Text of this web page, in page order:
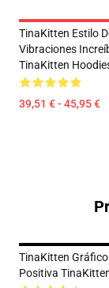
TinaKitten Estilo
Vibraciones
TinaKitten
39,51 € - 45,95 €
TinaKitten Gráfico
Positiva